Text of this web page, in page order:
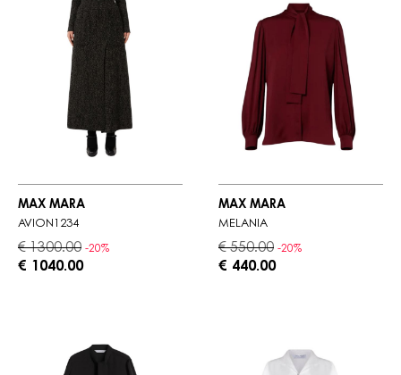
MAX MARA
AVION1234
€ 1300.00 -20%
€ 1040.00
MAX MARA
MELANIA
€ 550.00 -20%
€ 440.00